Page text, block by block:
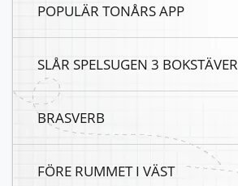
POPULÄR TONÅRS APP
SLÅR SPELSUGEN 3 BOKSTÄVER
BRASVERB
FÖRE RUMMET I VÄST